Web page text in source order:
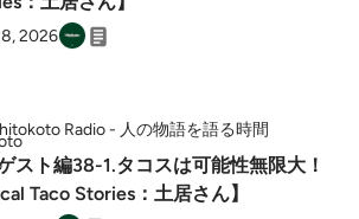
2026
hitokoto Radio - 人の物語を語る時間
スト編38-1.タコスは可能性無限大！
Taco Stories：土居さん】